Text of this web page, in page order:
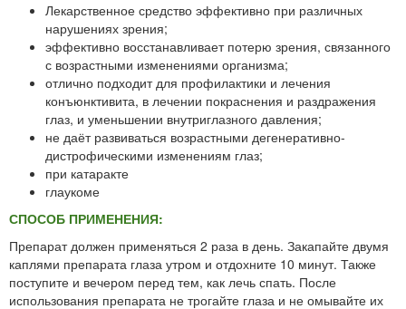
Лекарственное средство эффективно при различных
нарушениях зрения;
эффективно восстанавливает потерю зрения, связанного
с возрастными изменениями организма;
отлично подходит для профилактики и лечения
конъюнктивита, в лечении покраснения и раздражения
глаз, и уменьшении внутриглазного давления;
не даёт развиваться возрастными дегенеративно-
дистрофическими изменениям глаз;
при катаракте
глаукоме
СПОСОБ ПРИМЕНЕНИЯ:
Препарат должен применяться 2 раза в день. Закапайте двумя
каплями препарата глаза утром и отдохните 10 минут. Также
поступите и вечером перед тем, как лечь спать. После
использования препарата не трогайте глаза и не омывайте их